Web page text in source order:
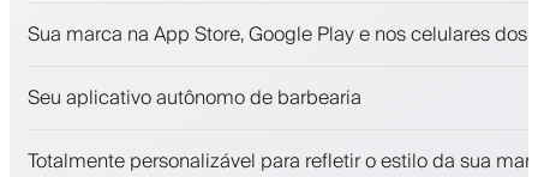
Pagamentos, depósito caução
Envolva clientes com um programa de fidelidade
Sua marca na App Store, Google Play e nos celulares dos
Seu aplicativo autônomo de barbearia
Totalmente personalizável para refletir o estilo da sua